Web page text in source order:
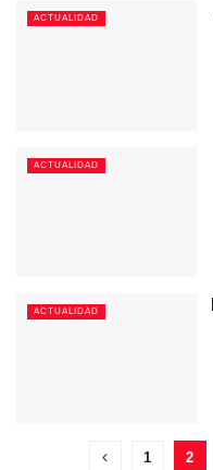
ACTUALIDAD
ACTUALIDAD
ACTUALIDAD
1 2